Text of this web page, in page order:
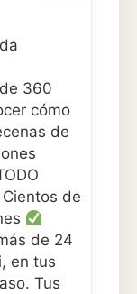
360
cómo
de
Cientos de
de 24
en tus
Tus